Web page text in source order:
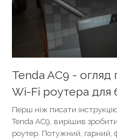
Tenda AC9 - огляд
Wi-Fi роутера для
Перш ніж писати
Tenda AC9, вирішив
роутер. Потужний, гарний,